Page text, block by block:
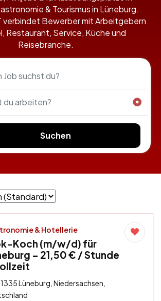
& Tourismus in Lüneburg.
verbindet Bewerber mit Arbeitgebern
Restaurant, Service, Küche und
Reisebranche.
Suchen
& Hotellerie
Koch (m/w/d) für
– 21,50 € / Stunde
Lüneburg, Niedersachsen,